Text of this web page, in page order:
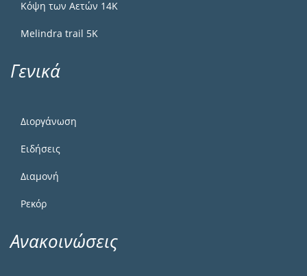
Κόψη των Αετών 14Κ
Melindra trail 5Κ
Γενικά
Διοργάνωση
Ειδήσεις
Διαμονή
Ρεκόρ
Ανακοινώσεις